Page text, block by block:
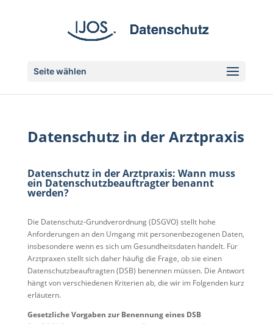
Seite wählen
Datenschutz in der Arztpraxis
Datenschutz in der Arztpraxis: Wann muss
ein Datenschutzbeauftragter benannt
werden?
Die Datenschutz-Grundverordnung (DSGVO) stellt hohe
Anforderungen an den Umgang mit personenbezogenen Daten,
insbesondere wenn es sich um Gesundheitsdaten handelt. Für
Arztpraxen stellt sich daher häufig die Frage, ob sie einen
Datenschutzbeauftragten (DSB) benennen müssen. Die Antwort
hängt von verschiedenen Kriterien ab, die wir im Folgenden kurz
erläutern.
Gesetzliche Vorgaben zur Benennung eines DSB